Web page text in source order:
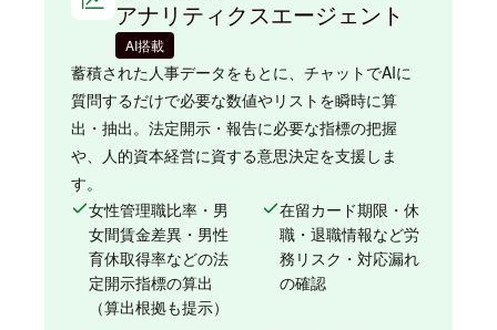
アナリティクスエージェント
AI搭載
蓄積された人事データをもとに、チャットでAIに
質問するだけで必要な数値やリストを瞬時に算
出・抽出。法定開示・報告に必要な指標の把握
や、人的資本経営に資する意思決定を支援しま
す。
女性管理職比率・男
女間賃金差異・男性
育休取得率などの法
定開示指標の算出
（算出根拠も提示）
在留カード期限・休
職・退職情報など労
務リスク・対応漏れ
の確認